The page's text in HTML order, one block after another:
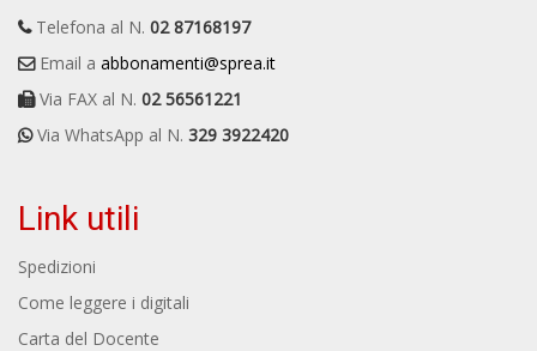
Telefona al N. 02 87168197
Email a abbonamenti@sprea.it
Via FAX al N. 02 56561221
Via WhatsApp al N. 329 3922420
Link utili
Spedizioni
Come leggere i digitali
Carta del Docente